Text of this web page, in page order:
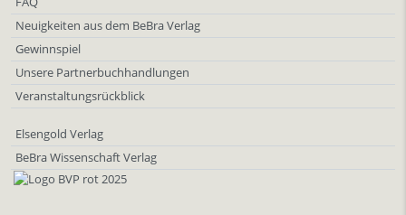
Neuigkeiten aus dem BeBra Verlag
Gewinnspiel
Unsere Partnerbuchhandlungen
Veranstaltungsrückblick
Elsengold Verlag
BeBra Wissenschaft Verlag